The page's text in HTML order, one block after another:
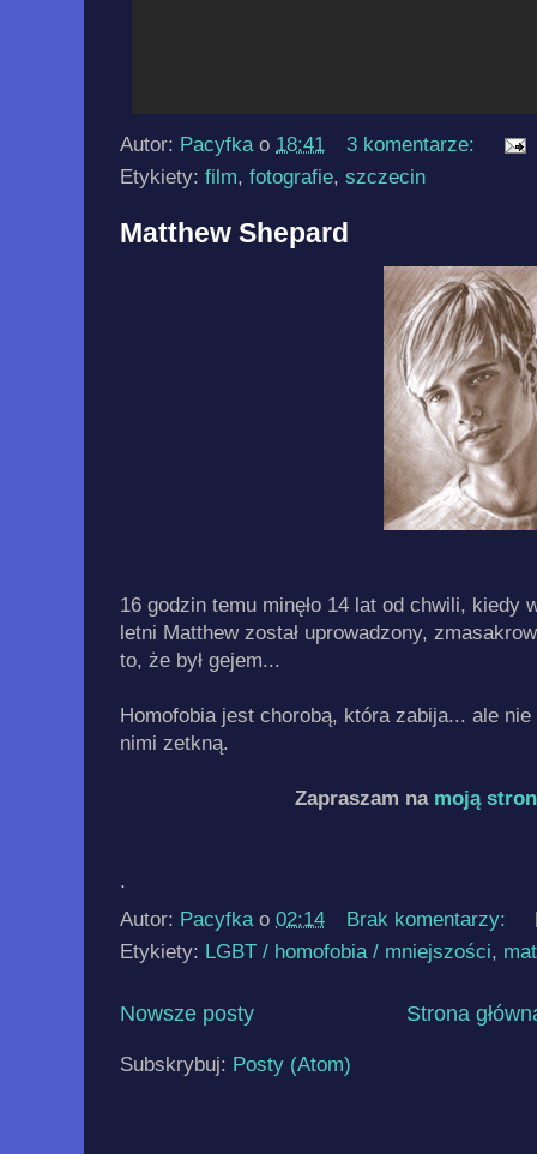
Autor: Pacyfka o 18:41
3 komentarze:
Etykiety: film, fotografie, szczecin
Matthew Shepard
16 godzin temu minęło 14 lat od chwili, kiedy
letni Matthew został uprowadzony,
to, że był gejem...
Homofobia jest chorobą, która zabija... ale
nimi zetkną.
Zapraszam na moją
.
Autor: Pacyfka o 02:14
Brak komentarzy:
Etykiety: LGBT / homofobia / mniejszości,
Nowsze posty Strona
Subskrybuj: Posty (Atom)